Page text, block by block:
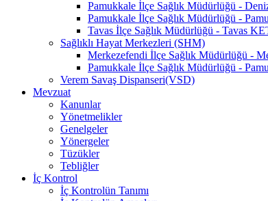
Pamukkale İlçe Sağlık Müdürlüğü -
Pamukkale İlçe Sağlık Müdürlüğü -
Tavas İlçe Sağlık Müdürlüğü - Tavas
Sağlıklı Hayat Merkezleri (SHM)
Merkezefendi İlçe Sağlık Müdürlüğü -
Pamukkale İlçe Sağlık Müdürlüğü -
Verem Savaş Dispanseri(VSD)
Mevzuat
Kanunlar
Yönetmelikler
Genelgeler
Yönergeler
Tüzükler
Tebliğler
İç Kontrol
İç Kontrolün Tanımı